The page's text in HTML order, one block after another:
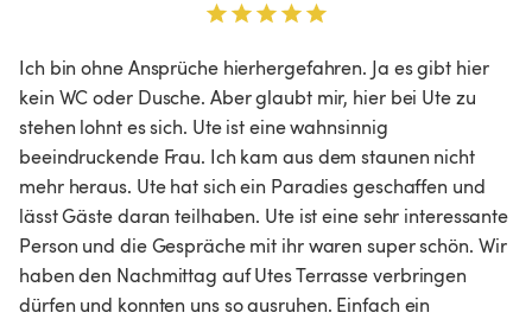
Ich bin ohne Ansprüche hierhergefahren. Ja es gibt hier
kein WC oder Dusche. Aber glaubt mir, hier bei Ute zu
stehen lohnt es sich. Ute ist eine wahnsinnig
beeindruckende Frau. Ich kam aus dem staunen nicht
mehr heraus. Ute hat sich ein Paradies geschaffen und
lässt Gäste daran teilhaben. Ute ist eine sehr interessante
Person und die Gespräche mit ihr waren super schön. Wir
haben den Nachmittag auf Utes Terrasse verbringen
dürfen und konnten uns so ausruhen. Einfach ein